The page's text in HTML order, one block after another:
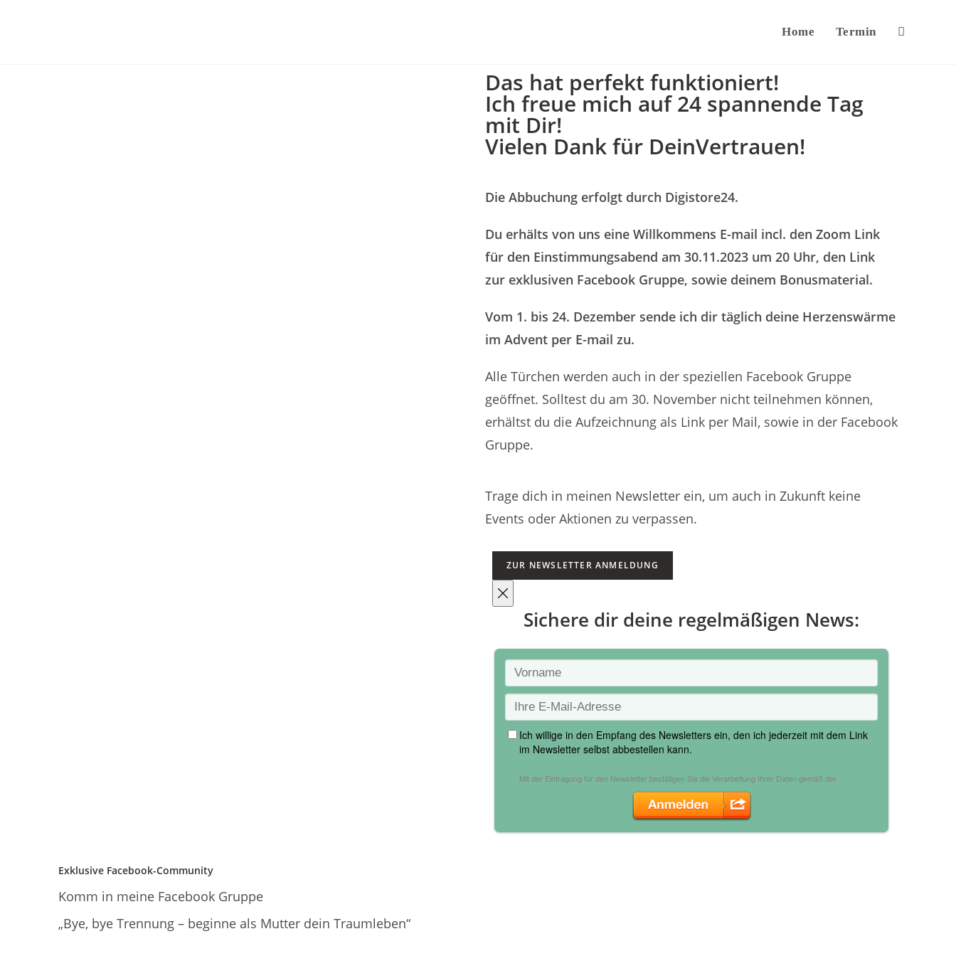
Home Termin
Das hat perfekt funktioniert!
Ich freue mich auf 24 spannende Tag
mit Dir!
Vielen Dank für DeinVertrauen!
Die Abbuchung erfolgt durch Digistore24.
Du erhälts von uns eine Willkommens E-mail incl. den Zoom Link
für den Einstimmungsabend am 30.11.2023 um 20 Uhr, den Link
zur exklusiven Facebook Gruppe, sowie deinem Bonusmaterial.
Vom 1. bis 24. Dezember sende ich dir täglich deine Herzenswärme
im Advent per E-mail zu.
Alle Türchen werden auch in der speziellen Facebook Gruppe
geöffnet. Solltest du am 30. November nicht teilnehmen können,
erhältst du die Aufzeichnung als Link per Mail, sowie in der Facebook
Gruppe.
Trage dich in meinen Newsletter ein, um auch in Zukunft keine
Events oder Aktionen zu verpassen.
ZUR NEWSLETTER ANMELDUNG
Sichere dir deine regelmäßigen News:
Exklusive Facebook-Community
Komm in meine Facebook Gruppe
„Bye, bye Trennung – beginne als Mutter dein Traumleben“